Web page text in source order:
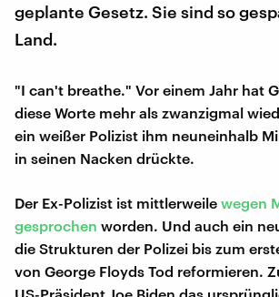
geplante Gesetz. Sie sind so
Land.
"I can't breathe." Vor einem Jahr hat
diese Worte mehr als zwanzigmal
ein weißer Polizist ihm neuneinhalb
in seinen Nacken drückte.
Der Ex-Polizist ist mittlerweile wegen
gesprochen worden. Und auch ein
die Strukturen der Polizei bis zum
von George Floyds Tod reformieren.